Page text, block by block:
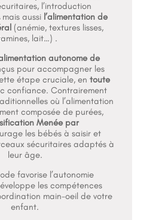
l’introduction
mais aussi l’alimentation de
(anémie, textures lisses,
lait…) .
autonome de
pour accompagner les
étape cruciale, en toute
confiance. Contrairement
où l’alimentation
composée de purées,
Menée par
les bébés à saisir et
sécuritaires adaptés à
leur âge.
favorise l’autonomie
les compétences
main-oeil de votre
enfant.